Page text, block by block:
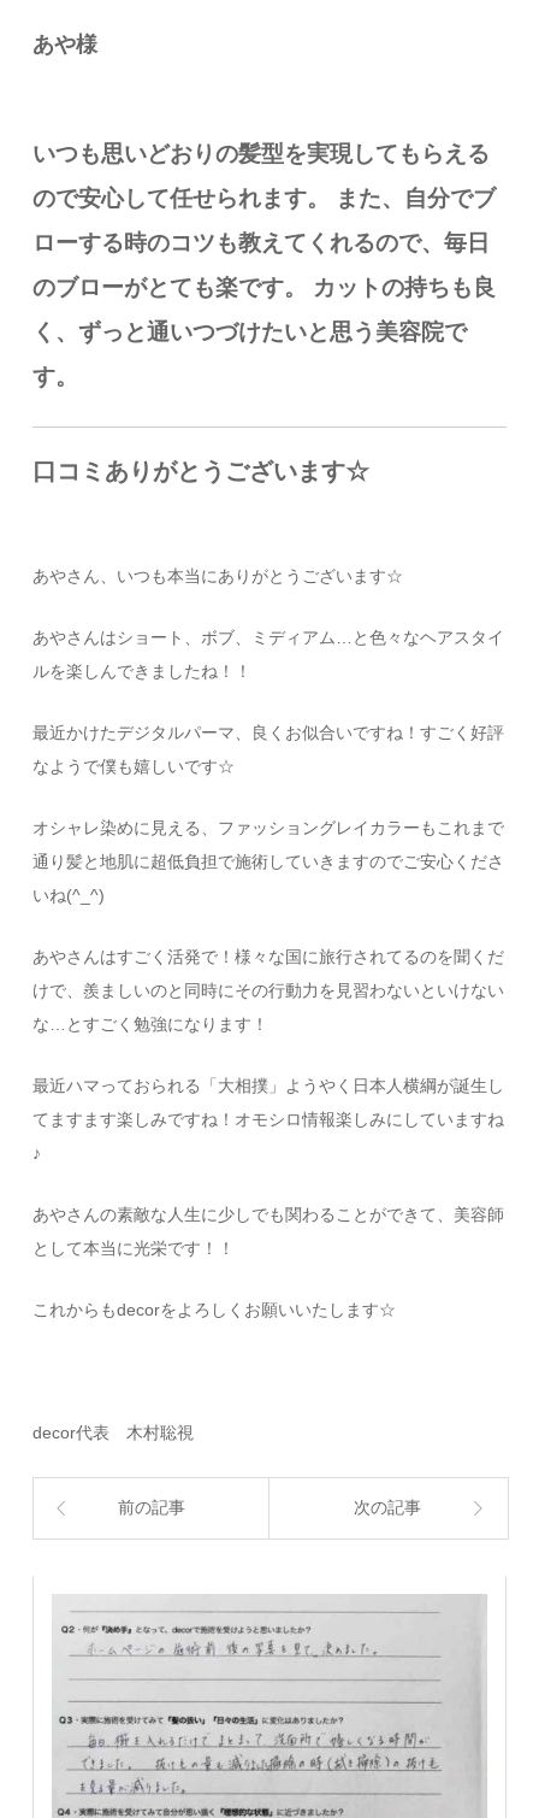
あや様
いつも思いどおりの髪型を実現してもらえる
ので安心して任せられます。
また、自分でブ
ローする時のコツも教えてくれるので、毎日
のブローがとても楽です。 カットの持ちも良
く、ずっと通いつづけたいと思う美容院で
す。
口コミありがとうございます☆
あやさん、いつも本当にありがとうございます☆
あやさんはショート、ボブ、ミディアム…と色々なヘアスタイ
ルを楽しんできましたね！！
最近かけたデジタルパーマ、良くお似合いですね！すごく好評
なようで僕も嬉しいです☆
オシャレ染めに見える、ファッショングレイカラーもこれまで
通り髪と地肌に超低負担で施術していきますのでご安心くださ
いね(^_^)
あやさんはすごく活発で！様々な国に旅行されてるのを聞くだ
けで、羨ましいのと同時にその行動力を見習わないといけない
な…とすごく勉強になります！
最近ハマっておられる「大相撲」ようやく日本人横綱が誕生し
てますます楽しみですね！オモシロ情報楽しみにしていますね
♪
あやさんの素敵な人生に少しでも関わることができて、美容師
として本当に光栄です！！
これからもdecorをよろしくお願いいたします☆
decor代表 木村聡視
前の記事 次の記事